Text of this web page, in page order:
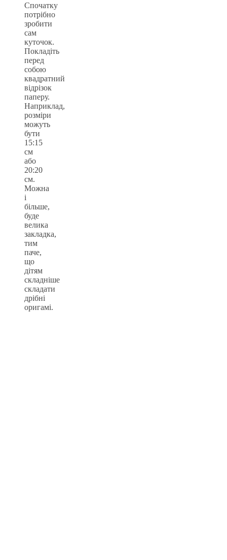
Спочатку
потрібно
зробити
сам
куточок.
Покладіть
перед
собою
квадратний
відрізок
паперу.
Наприклад,
розміри
можуть
бути
15:15
см
або
20:20
см.
Можна
і
більше,
буде
велика
закладка,
тим
паче,
що
дітям
складніше
складати
дрібні
оригамі.